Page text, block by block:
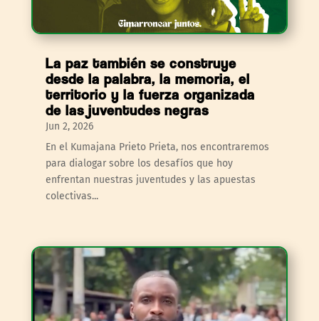
La paz también se construye
desde la palabra, la memoria, el
territorio y la fuerza organizada
de las juventudes negras
Jun 2, 2026
En el Kumajana Prieto Prieta, nos encontraremos
para dialogar sobre los desafíos que hoy
enfrentan nuestras juventudes y las apuestas
colectivas...